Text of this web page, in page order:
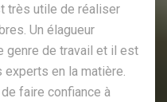
très utile de réaliser
Un élagueur
genre de travail et il est
en la matière.
faire confiance à